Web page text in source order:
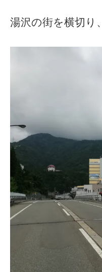
湯沢の街を横切り、